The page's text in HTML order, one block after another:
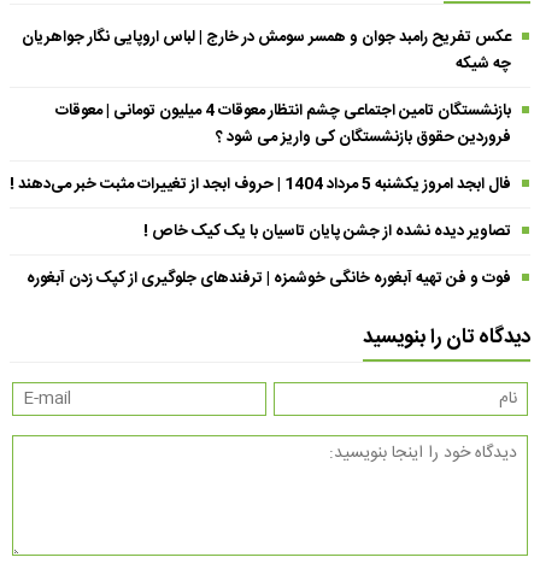
عکس تفریح رامبد جوان و همسر سومش در خارج | لباس اروپایی نگار جواهریان
چه شیکه
بازنشستگان تامین اجتماعی چشم انتظار معوقات 4 میلیون تومانی | معوقات
فروردین حقوق بازنشستگان کی واریز می شود ؟
فال ابجد امروز یکشنبه 5 مرداد 1404 | حروف ابجد از تغییرات مثبت خبر می‌دهند !
تصاویر دیده نشده از جشن پایان تاسیان با یک کیک خاص !
فوت و فن تهیه آبغوره خانگی خوشمزه | ترفندهای جلوگیری از کپک زدن آبغوره
دیدگاه تان را بنویسید